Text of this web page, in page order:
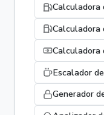
Calculadora
Calculadora
Calculadora
Escalador
Generador